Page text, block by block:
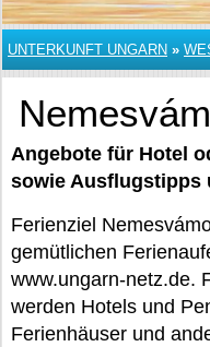
UNTERKUNFT UNGARN »
Angebote für Hotel
sowie Ausflugstipps
Ferienziel
gemütlichen
www.ungarn-netz.de.
werden Hotels und
Ferienhäuser und